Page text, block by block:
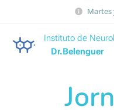
Martes
Instituto de
Dr.Belenguer